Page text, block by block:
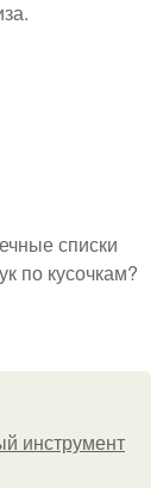
списки
по кусочкам?
инструмент